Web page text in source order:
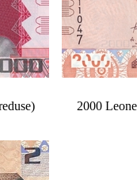
2000